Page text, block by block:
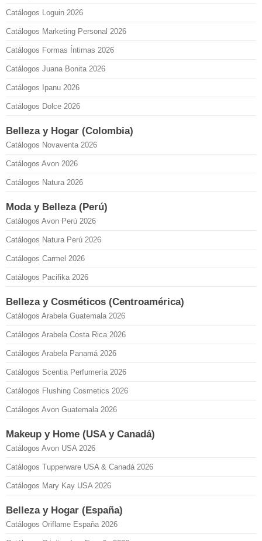
Catálogos Loguin 2026
Catálogos Marketing Personal 2026
Catálogos Formas Íntimas 2026
Catálogos Juana Bonita 2026
Catálogos Ipanu 2026
Catálogos Dolce 2026
Belleza y Hogar (Colombia)
Catálogos Novaventa 2026
Catálogos Avon 2026
Catálogos Natura 2026
Moda y Belleza (Perú)
Catálogos Avon Perú 2026
Catálogos Natura Perú 2026
Catálogos Carmel 2026
Catálogos Pacifika 2026
Belleza y Cosméticos (Centroamérica)
Catálogos Arabela Guatemala 2026
Catálogos Arabela Costa Rica 2026
Catálogos Arabela Panamá 2026
Catálogos Scentia Perfumería 2026
Catálogos Flushing Cosmetics 2026
Catálogos Avon Guatemala 2026
Makeup y Home (USA y Canadá)
Catálogos Avon USA 2026
Catálogos Tupperware USA & Canadá 2026
Catálogos Mary Kay USA 2026
Belleza y Hogar (España)
Catálogos Oriflame España 2026